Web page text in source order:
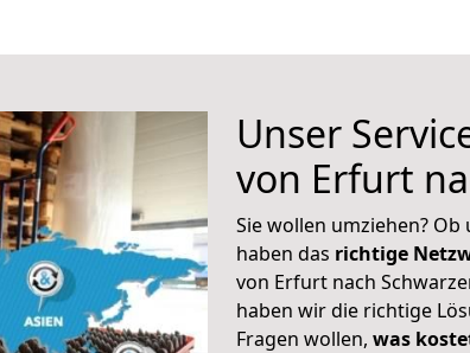
Unser
von Erfurt
Sie wollen umziehen?
haben das richtige
von Erfurt nach
haben wir die richtige
Fragen wollen, was